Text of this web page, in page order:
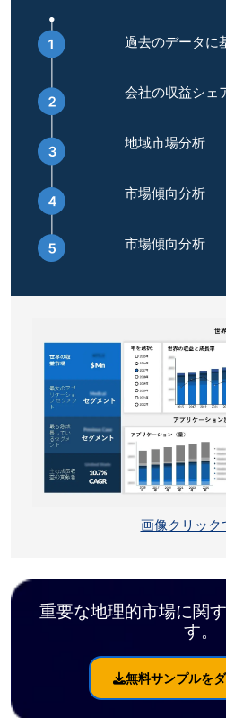
過去のデータに
会社の収益シェ
地域市場分析
市場傾向分析
市場傾向分析
画像クリック
重要な地理的市場に関
す。
無料サンプルを